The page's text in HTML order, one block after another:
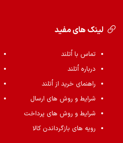
لینک های مفید
تماس با اُتلند
درباره اُتلند
راهنمای خرید از اُتلند
شرایط و روش های ارسال
شرایط و روش های پرداخت
رویه های بازگرداندن کالا